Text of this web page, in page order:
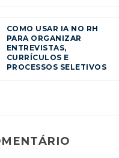
COMO USAR IA NO RH
PARA ORGANIZAR
ENTREVISTAS,
CURRÍCULOS E
PROCESSOS SELETIVOS